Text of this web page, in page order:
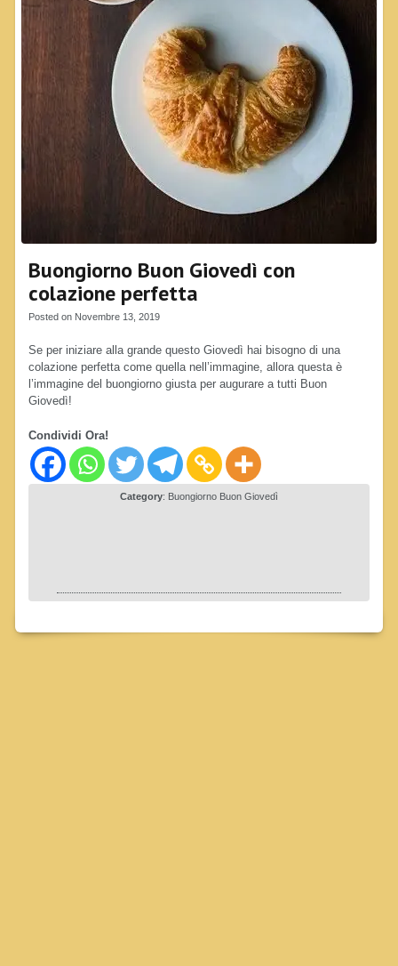
Buongiorno Buon Giovedì con
colazione perfetta
Posted on Novembre 13, 2019
Se per iniziare alla grande questo Giovedì hai bisogno di una
colazione perfetta come quella nell’immagine, allora questa è
l’immagine del buongiorno giusta per augurare a tutti Buon
Giovedì!
Condividi Ora!
Category: Buongiorno Buon Giovedì